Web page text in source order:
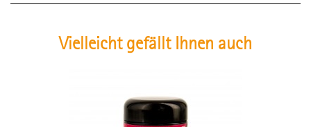
Vielleicht gefällt Ihnen auch